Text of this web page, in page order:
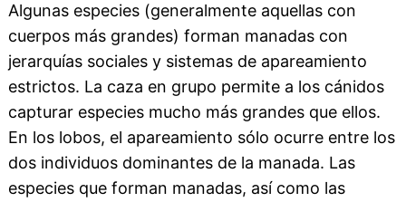
Algunas especies (generalmente aquellas con
cuerpos más grandes) forman manadas con
jerarquías sociales y sistemas de apareamiento
estrictos. La caza en grupo permite a los cánidos
capturar especies mucho más grandes que ellos.
En los lobos, el apareamiento sólo ocurre entre los
dos individuos dominantes de la manada. Las
especies que forman manadas, así como las